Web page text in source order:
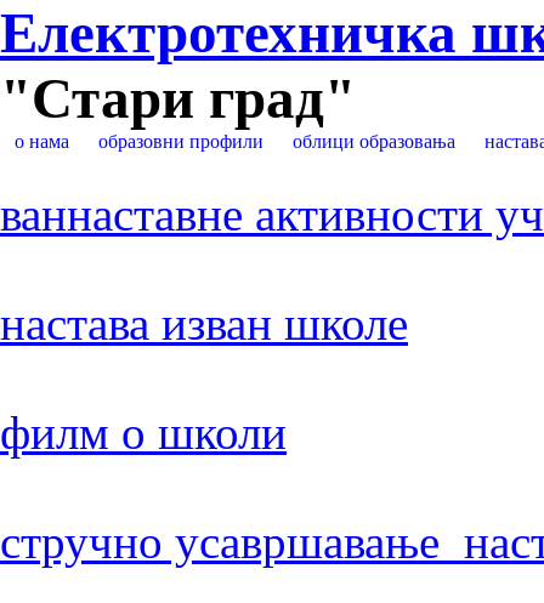
Електротехничка
"Стари град"
о нама образовни профили облици образовања
ваннаставне активности
настава изван школе
филм о школи
стручно усавршавање